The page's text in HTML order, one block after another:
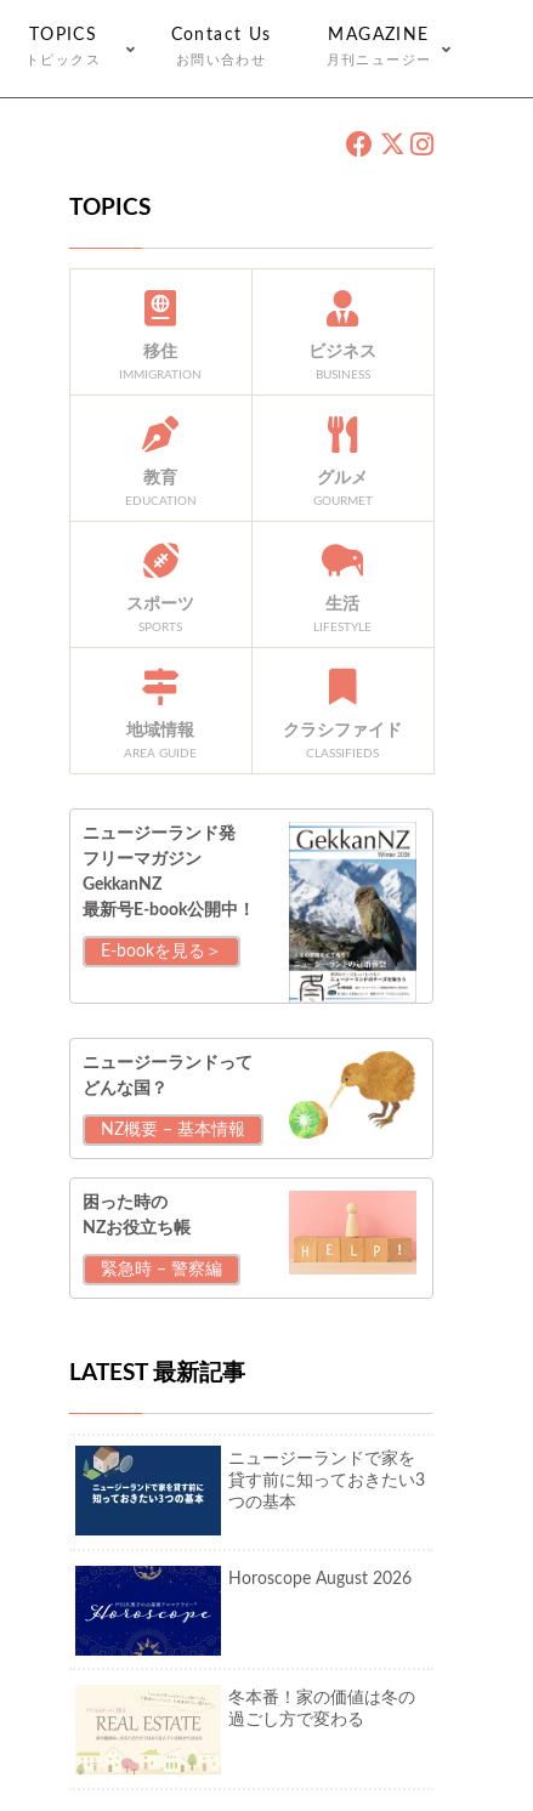
TOPICS
トピックス
Contact Us
お問い合わせ
MAGAZINE
月刊ニュージー
TOPICS
移住
IMMIGRATION
ビジネス
BUSINESS
教育
EDUCATION
グルメ
GOURMET
スポーツ
SPORTS
生活
LIFESTYLE
地域情報
AREA GUIDE
クラシファイド
CLASSIFIEDS
ニュージーランド発
フリーマガジン
GekkanNZ
最新号E-book公開中！
E-bookを見る＞
ニュージーランドって
どんな国？
NZ概要 – 基本情報
困った時の
NZお役立ち帳
緊急時 – 警察編
LATEST 最新記事
ニュージーランドで家を
貸す前に知っておきたい3
つの基本
Horoscope August 2026
冬本番！家の価値は冬の
過ごし方で変わる